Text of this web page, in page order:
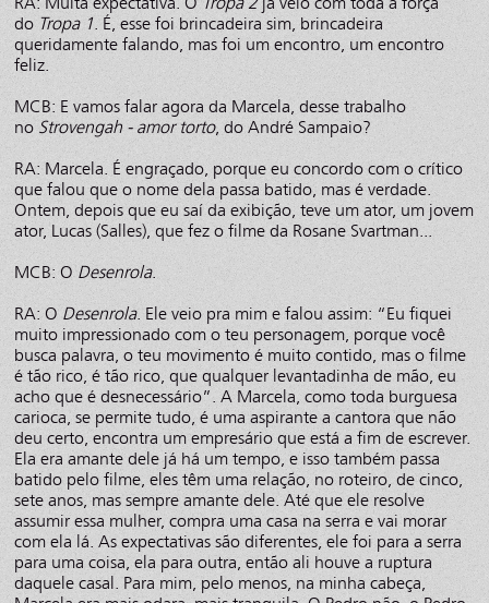
do Tropa 1. É, esse foi brincadeira sim, brincadeira
queridamente falando, mas foi um encontro, um encontro
feliz.
MCB: E vamos falar agora da Marcela, desse trabalho
no Strovengah - amor torto, do André Sampaio?
RA: Marcela. É engraçado, porque eu concordo com o crítico
que falou que o nome dela passa batido, mas é verdade.
Ontem, depois que eu saí da exibição, teve um ator, um jovem
ator, Lucas (Salles), que fez o filme da Rosane Svartman...
MCB: O Desenrola.
RA: O Desenrola. Ele veio pra mim e falou assim: “Eu fiquei
muito impressionado com o teu personagem, porque você
busca palavra, o teu movimento é muito contido, mas o filme
é tão rico, é tão rico, que qualquer levantadinha de mão, eu
acho que é desnecessário”. A Marcela, como toda burguesa
carioca, se permite tudo, é uma aspirante a cantora que não
deu certo, encontra um empresário que está a fim de escrever.
Ela era amante dele já há um tempo, e isso também passa
batido pelo filme, eles têm uma relação, no roteiro, de cinco,
sete anos, mas sempre amante dele. Até que ele resolve
assumir essa mulher, compra uma casa na serra e vai morar
com ela lá. As expectativas são diferentes, ele foi para a serra
para uma coisa, ela para outra, então ali houve a ruptura
daquele casal. Para mim, pelo menos, na minha cabeça,